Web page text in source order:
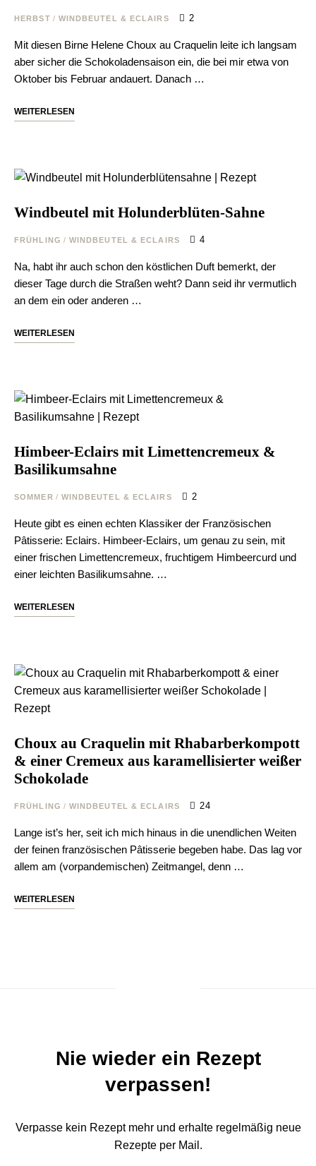
HERBST / WINDBEUTEL & ECLAIRS 2
Mit diesen Birne Helene Choux au Craquelin leite ich langsam
aber sicher die Schokoladensaison ein, die bei mir etwa von
Oktober bis Februar andauert. Danach …
WEITERLESEN
Windbeutel mit Holunderblüten-Sahne
FRÜHLING / WINDBEUTEL & ECLAIRS 4
Na, habt ihr auch schon den köstlichen Duft bemerkt, der
dieser Tage durch die Straßen weht? Dann seid ihr vermutlich
an dem ein oder anderen …
WEITERLESEN
Himbeer-Eclairs mit Limettencremeux &
Basilikumsahne
SOMMER / WINDBEUTEL & ECLAIRS 2
Heute gibt es einen echten Klassiker der Französischen
Pâtisserie: Eclairs. Himbeer-Eclairs, um genau zu sein, mit
einer frischen Limettencremeux, fruchtigem Himbeercurd und
einer leichten Basilikumsahne. …
WEITERLESEN
Choux au Craquelin mit Rhabarberkompott
& einer Cremeux aus karamellisierter weißer
Schokolade
FRÜHLING / WINDBEUTEL & ECLAIRS 24
Lange ist’s her, seit ich mich hinaus in die unendlichen Weiten
der feinen französischen Pâtisserie begeben habe. Das lag vor
allem am (vorpandemischen) Zeitmangel, denn …
WEITERLESEN
Nie wieder ein Rezept
verpassen!
Verpasse kein Rezept mehr und erhalte regelmäßig neue
Rezepte per Mail.